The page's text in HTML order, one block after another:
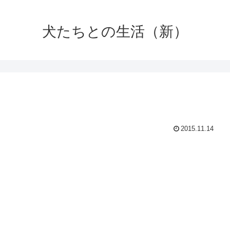
犬たちとの生活（新）
2015.11.14